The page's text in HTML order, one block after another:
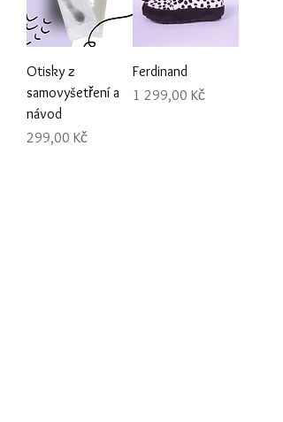
Otisky z
samovyšetření a
návod
Cena
299,00 Kč
Ferdinand
Cena
1 299,00 Kč